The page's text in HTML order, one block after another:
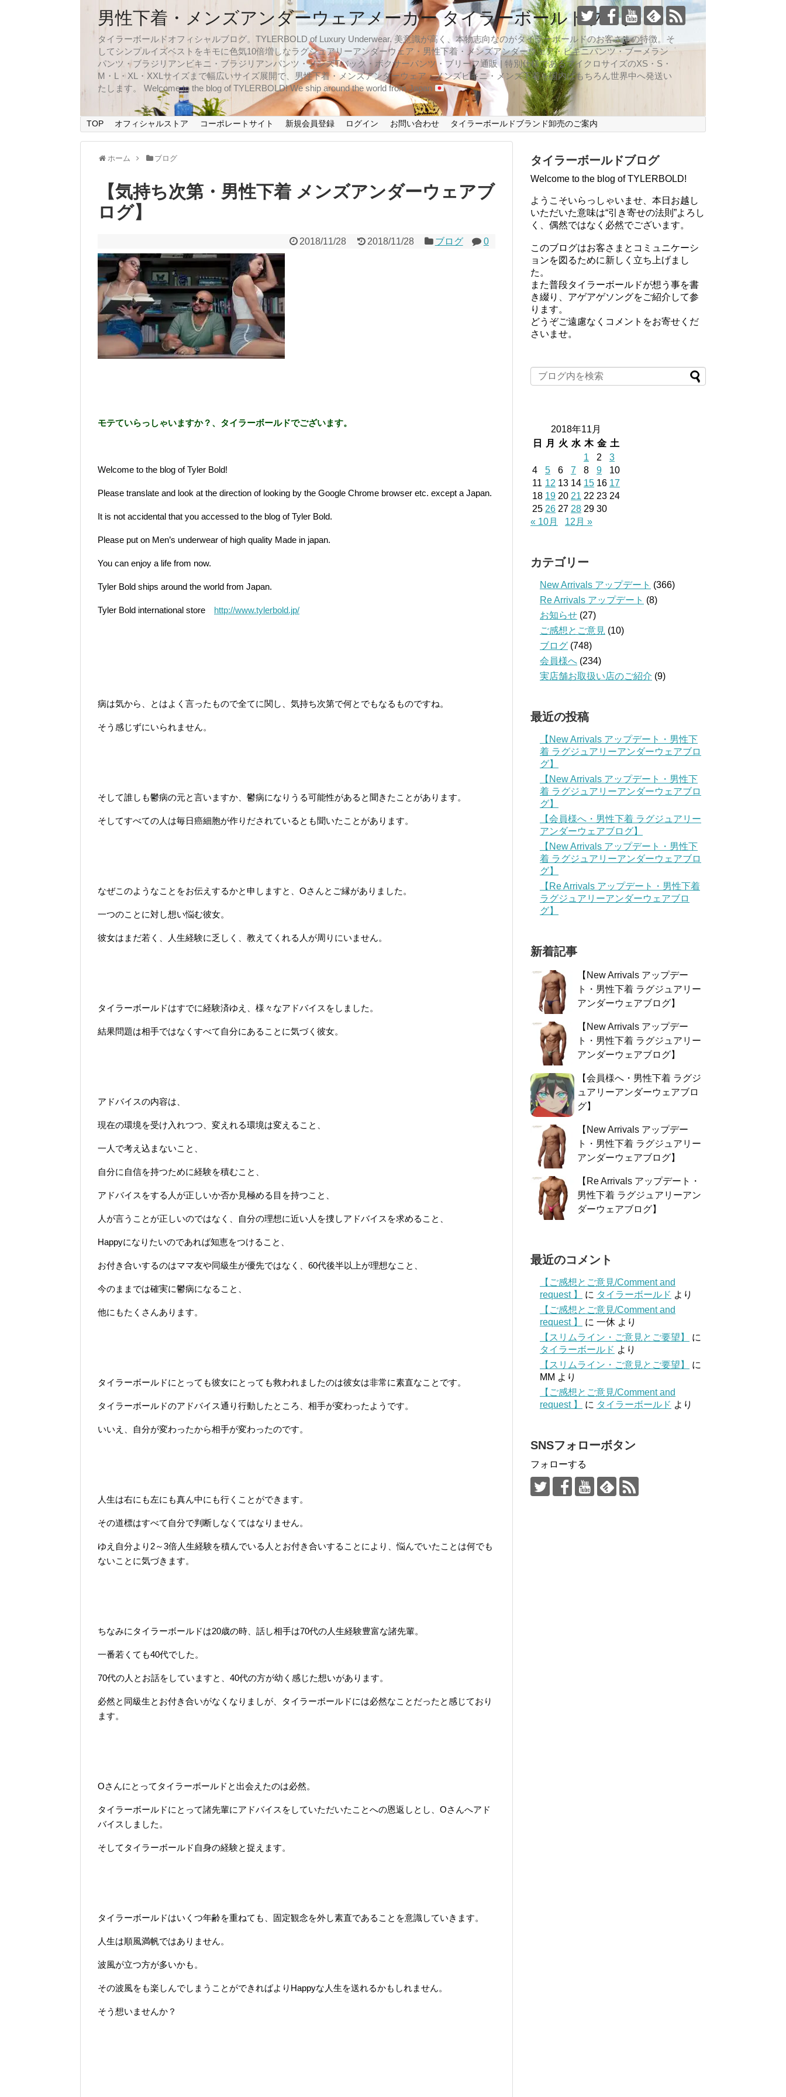
男性下着・メンズアンダーウェアメーカー タイラーボールドブログ
タイラーボールドオフィシャルブログ。TYLERBOLD of Luxury Underwear. 美意識が高く、本物志向なのがタイラーボールドのお客さまの特徴。そ
してシンプルイズベストをキモに色気10倍増しなラグジュアリーアンダーウェア・男性下着・メンズアンダーウェア・ビキニパンツ・ブーメラン
パンツ・ブラジリアンビキニ・ブラジリアンパンツ・メンズTバック・ボクサーパンツ・ブリーフ通販 | 特別仕様であるマイクロサイズのXS・S・
M・L・XL・XXLサイズまで幅広いサイズ展開で、男性下着・メンズアンダーウェア・メンズビキニ・メンズ下着を国内はもちろん世界中へ発送い
たします。 Welcome to the blog of TYLERBOLD! We ship around the world from Japan
TOP オフィシャルストア コーポレートサイト 新規会員登録 ログイン お問い合わせ タイラーボールドブランド卸売のご案内
ホーム ブログ
【気持ち次第・男性下着 メンズアンダーウェアブ
ログ】
2018/11/28 2018/11/28 ブログ 0
モテていらっしゃいますか？、タイラーボールドでございます。
Welcome to the blog of Tyler Bold!
Please translate and look at the direction of looking by the Google Chrome browser etc. except a Japan.
It is not accidental that you accessed to the blog of Tyler Bold.
Please put on Men’s underwear of high quality Made in japan.
You can enjoy a life from now.
Tyler Bold ships around the world from Japan.
Tyler Bold international store http://www.tylerbold.jp/
病は気から、とはよく言ったもので全てに関し、気持ち次第で何とでもなるものですね。
そう感じずにいられません。
そして誰しも鬱病の元と言いますか、鬱病になりうる可能性があると聞きたことがあります。
そしてすべての人は毎日癌細胞が作りだされているとも聞いたことがあります。
なぜこのようなことをお伝えするかと申しますと、Oさんとご縁がありました。
一つのことに対し想い悩む彼女。
彼女はまだ若く、人生経験に乏しく、教えてくれる人が周りにいません。
タイラーボールドはすでに経験済ゆえ、様々なアドバイスをしました。
結果問題は相手ではなくすべて自分にあることに気づく彼女。
アドバイスの内容は、
現在の環境を受け入れつつ、変えれる環境は変えること、
一人で考え込まないこと、
自分に自信を持つために経験を積むこと、
アドバイスをする人が正しいか否か見極める目を持つこと、
人が言うことが正しいのではなく、自分の理想に近い人を捜しアドバイスを求めること、
Happyになりたいのであれば知恵をつけること、
お付き合いするのはママ友や同級生が優先ではなく、60代後半以上が理想なこと、
今のままでは確実に鬱病になること、
他にもたくさんあります。
タイラーボールドにとっても彼女にとっても救われましたのは彼女は非常に素直なことです。
タイラーボールドのアドバイス通り行動したところ、相手が変わったようです。
いいえ、自分が変わったから相手が変わったのです。
人生は右にも左にも真ん中にも行くことができます。
その道標はすべて自分で判断しなくてはなりません。
ゆえ自分より2～3倍人生経験を積んでいる人とお付き合いすることにより、悩んでいたことは何でも
ないことに気づきます。
ちなみにタイラーボールドは20歳の時、話し相手は70代の人生経験豊富な諸先輩。
一番若くても40代でした。
70代の人とお話をしていますと、40代の方が幼く感じた想いがあります。
必然と同級生とお付き合いがなくなりましが、タイラーボールドには必然なことだったと感じており
ます。
Oさんにとってタイラーボールドと出会えたのは必然。
タイラーボールドにとって諸先輩にアドバイスをしていただいたことへの恩返しとし、Oさんへアド
バイスしました。
そしてタイラーボールド自身の経験と捉えます。
タイラーボールドはいくつ年齢を重ねても、固定観念を外し素直であることを意識していきます。
人生は順風満帆ではありません。
波風が立つ方が多いかも。
その波風をも楽しんでしまうことができればよりHappyな人生を送れるかもしれません。
そう想いませんか？
タイラーボールドブログ
Welcome to the blog of TYLERBOLD!
ようこそいらっしゃいませ、本日お越し
いただいた意味は“引き寄せの法則”よろし
く、偶然ではなく必然でございます。
このブログはお客さまとコミュニケーシ
ョンを図るために新しく立ち上げまし
た。
また普段タイラーボールドが想う事を書
き綴り、アゲアゲソングをご紹介して参
ります。
どうぞご遠慮なくコメントをお寄せくだ
さいませ。
2018年11月
日
月 火 水 木 金 土
1
2
3
4
5 6 7 8 9
10
11 12 13 14 15 16 17
18 19 20 21 22 23 24
25 26 27 28 29 30
« 10月
12月 »
カテゴリー
New Arrivals アップデート (366)
Re Arrivals アップデート (8)
お知らせ (27)
ご感想とご意見 (10)
ブログ (748)
会員様へ (234)
実店舗お取扱い店のご紹介 (9)
最近の投稿
【New Arrivals アップデート・男性下
着 ラグジュアリーアンダーウェアブロ
グ】
【New Arrivals アップデート・男性下
着 ラグジュアリーアンダーウェアブロ
グ】
【会員様へ・男性下着 ラグジュアリー
アンダーウェアブログ】
【New Arrivals アップデート・男性下
着 ラグジュアリーアンダーウェアブロ
グ】
【Re Arrivals アップデート・男性下着
ラグジュアリーアンダーウェアブロ
グ】
新着記事
【New Arrivals アップデー
ト・男性下着 ラグジュアリー
アンダーウェアブログ】
【New Arrivals アップデー
ト・男性下着 ラグジュアリー
アンダーウェアブログ】
【会員様へ・男性下着 ラグジ
ュアリーアンダーウェアブロ
グ】
【New Arrivals アップデー
ト・男性下着 ラグジュアリー
アンダーウェアブログ】
【Re Arrivals アップデート・
男性下着 ラグジュアリーアン
ダーウェアブログ】
最近のコメント
【ご感想とご意見/Comment and
request 】
に タイラーボールド より
【ご感想とご意見/Comment and
request 】
に 一休 より
【スリムライン・ご意見とご要望】
に
タイラーボールド より
【スリムライン・ご意見とご要望】
に
MM より
【ご感想とご意見/Comment and
request 】
に タイラーボールド より
SNSフォローボタン
フォローする